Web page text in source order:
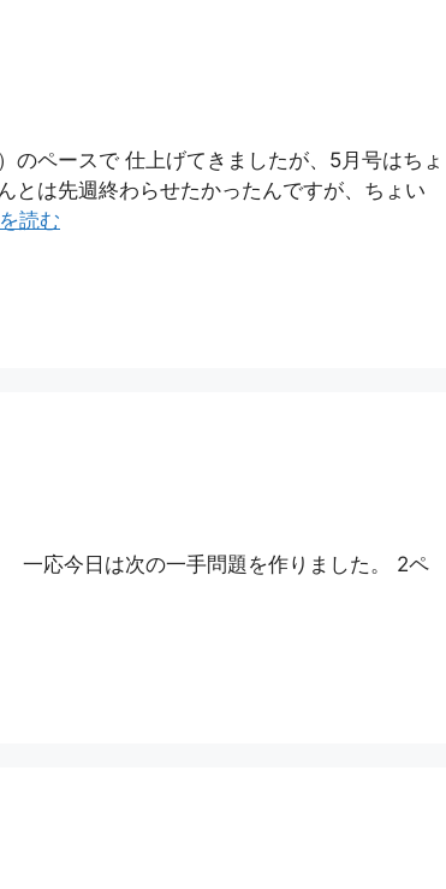
のペースで 仕上げてきましたが、5月号はちょ
とは先週終わらせたかったんですが、ちょい
読む
一応今日は次の一手問題を作りました。 2ペ